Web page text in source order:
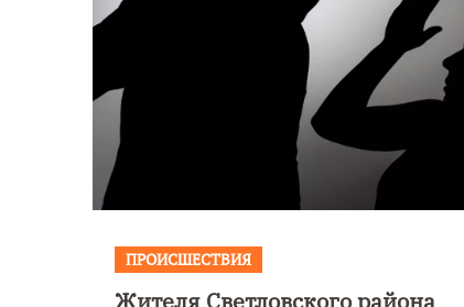
ПРОИСШЕСТВИЯ
Жителя Светловского района